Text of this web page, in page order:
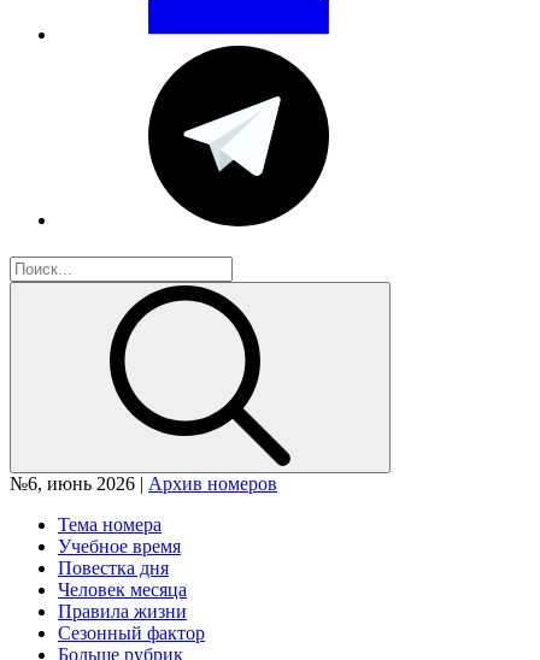
№6, июнь 2026 | Архив номеров
Тема номера
Учебное время
Повестка дня
Человек месяца
Правила жизни
Сезонный фактор
Больше рубрик